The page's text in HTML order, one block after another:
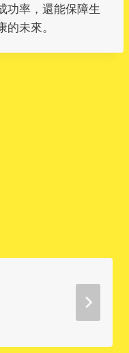
功率，還能保障生
未來。